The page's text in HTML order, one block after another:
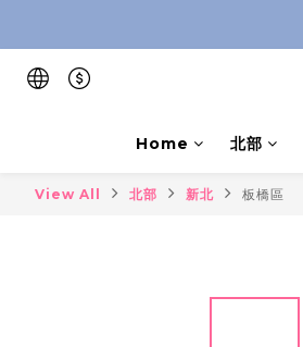
Home 北部
View All 北部 新北 板橋區